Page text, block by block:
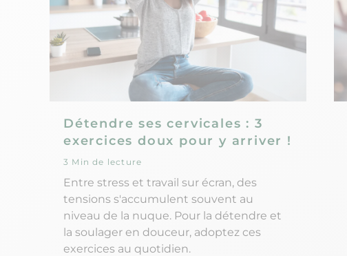
Détendre ses cervicales : 3
exercices doux pour y arriver !
3 Min de lecture
Entre stress et travail sur écran, des
tensions s'accumulent souvent au
niveau de la nuque. Pour la détendre et
la soulager en douceur, adoptez ces
exercices au quotidien.